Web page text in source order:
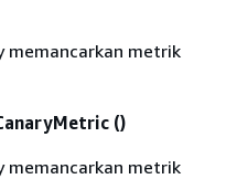
memancarkan metrik
()
memancarkan metrik